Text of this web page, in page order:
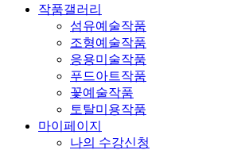
작품갤러리
섬유예술작품
조형예술작품
응용미술작품
푸드아트작품
꽃예술작품
토탈미용작품
마이페이지
나의 수강신청